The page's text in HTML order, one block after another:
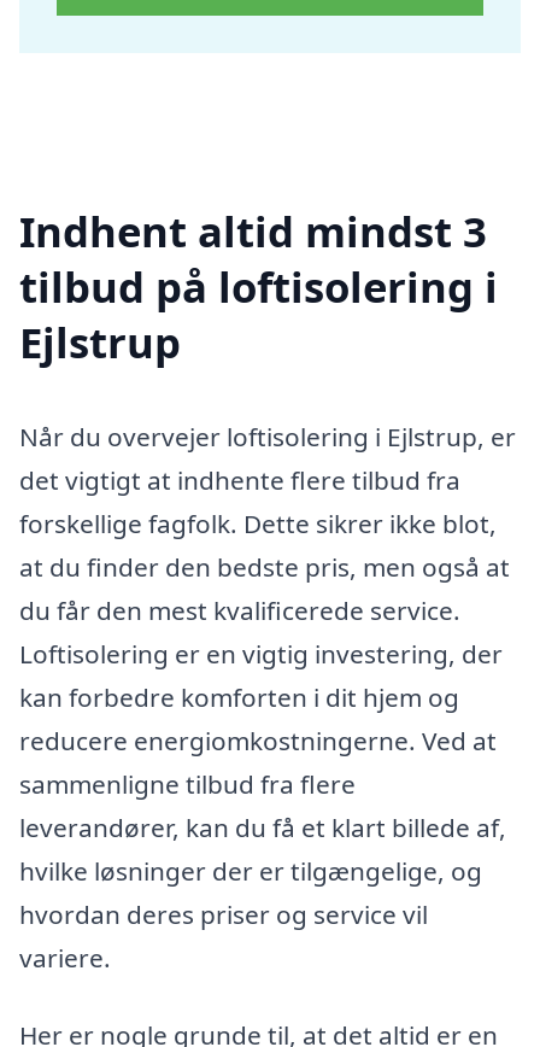
Indhent altid mindst 3
tilbud på loftisolering i
Ejlstrup
Når du overvejer loftisolering i Ejlstrup, er
det vigtigt at indhente flere tilbud fra
forskellige fagfolk. Dette sikrer ikke blot,
at du finder den bedste pris, men også at
du får den mest kvalificerede service.
Loftisolering er en vigtig investering, der
kan forbedre komforten i dit hjem og
reducere energiomkostningerne. Ved at
sammenligne tilbud fra flere
leverandører, kan du få et klart billede af,
hvilke løsninger der er tilgængelige, og
hvordan deres priser og service vil
variere.
Her er nogle grunde til, at det altid er en